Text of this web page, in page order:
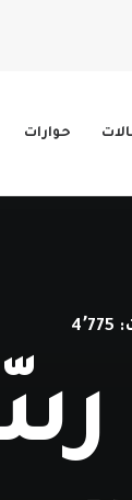
حوارات
4٬775